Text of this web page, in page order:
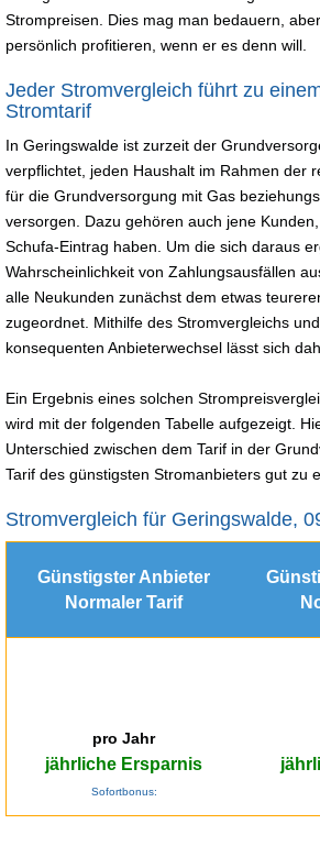
Strompreisen. Dies mag man bedauern,
persönlich profitieren, wenn er es denn will.
Jeder Stromvergleich führt zu
Stromtarif
In Geringswalde ist zurzeit der
verpflichtet, jeden Haushalt im Rahmen der
für die Grundversorgung mit Gas
versorgen. Dazu gehören auch jene
Schufa-Eintrag haben. Um die sich daraus
Wahrscheinlichkeit von Zahlungsausfällen
alle Neukunden zunächst dem etwas
zugeordnet. Mithilfe des Stromvergleichs
konsequenten Anbieterwechsel lässt sich
Ein Ergebnis eines solchen
wird mit der folgenden Tabelle aufgezeigt.
Unterschied zwischen dem Tarif in der
Tarif des günstigsten Stromanbieters gut zu
Stromvergleich für Geringswalde,
Günstigster Anbieter
Normaler Tarif
pro Jahr
jährliche Ersparnis
Sofortbonus: